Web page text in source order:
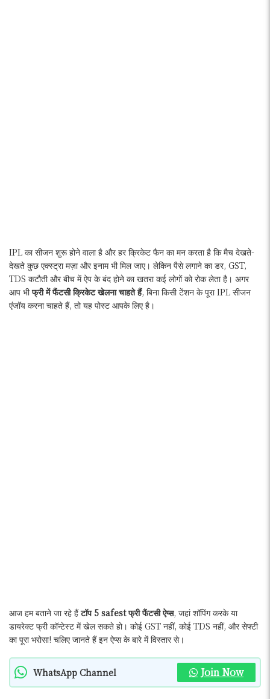
IPL का सीजन शुरू होने वाला है और हर क्रिकेट फैन का मन करता है कि मैच देखते-
देखते कुछ एक्स्ट्रा मज़ा और इनाम भी मिल जाए। लेकिन पैसे लगाने का डर, GST,
TDS कटौती और बीच में ऐप के बंद होने का खतरा कई लोगों को रोक लेता है। अगर
आप भीफ्री में फैंटसी क्रिकेट खेलना चाहते हैं, बिना किसी टेंशन के पूरा IPL सीजन
एंजॉय करना चाहते हैं, तो यह पोस्ट आपके लिए है।
आज हम बताने जा रहे हैंटॉप 5 safest फ्री फैंटसी ऐप्स, जहां शॉपिंग करके या
डायरेक्ट फ्री कॉन्टेस्ट में खेल सकते हो। कोई GST नहीं, कोई TDS नहीं, और सेफ्टी
का पूरा भरोसा! चलिए जानते हैं इन ऐप्स के बारे में विस्तार से।
WhatsApp Channel Join Now